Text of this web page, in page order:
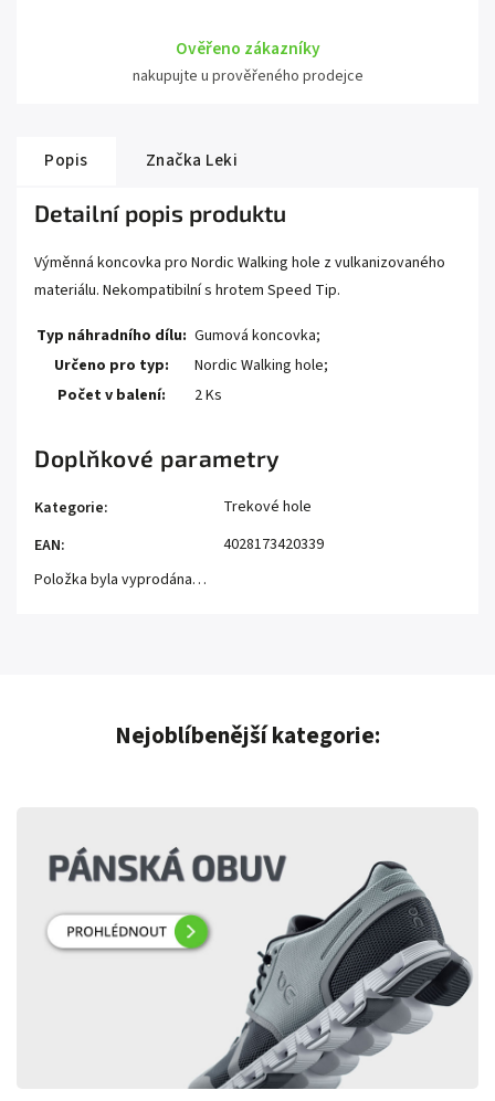
Ověřeno zákazníky
nakupujte u prověřeného prodejce
Popis Značka Leki
Detailní popis produktu
Výměnná koncovka pro Nordic Walking hole z vulkanizovaného
materiálu. Nekompatibilní s hrotem Speed Tip.
Typ náhradního dílu: Gumová koncovka;
Určeno pro typ:
Nordic Walking hole;
Počet v balení:
2 Ks
Doplňkové parametry
Kategorie:
Trekové hole
EAN:
4028173420339
Položka byla vyprodána…
Nejoblíbenější kategorie: